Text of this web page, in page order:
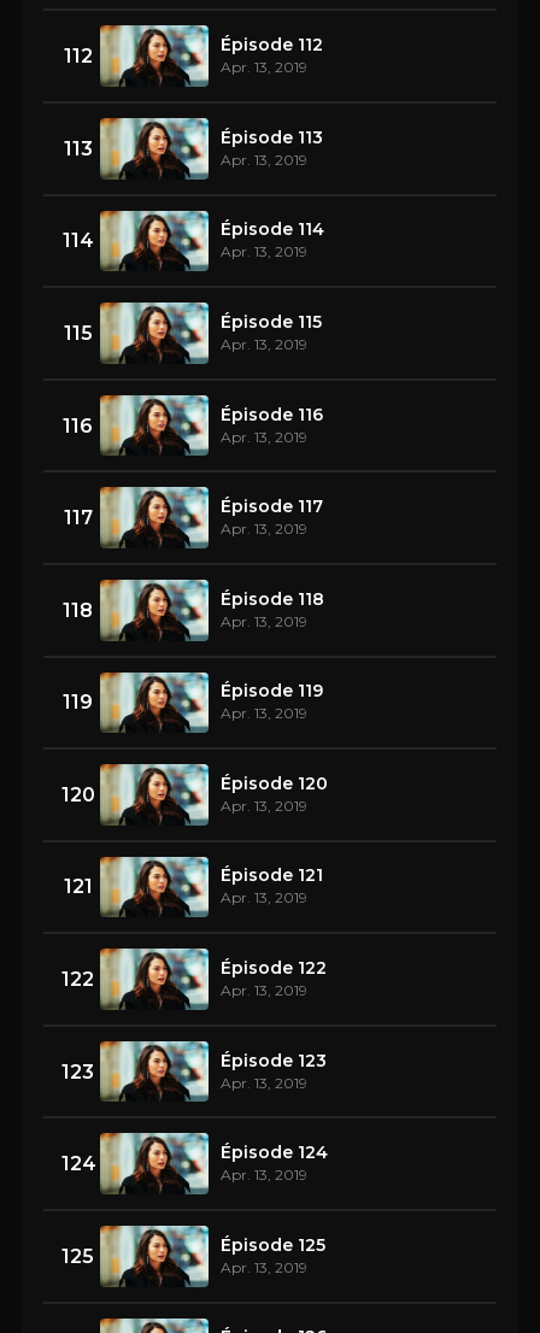
112 Épisode 112
Apr. 13, 2019
113 Épisode 113
Apr. 13, 2019
114 Épisode 114
Apr. 13, 2019
115 Épisode 115
Apr. 13, 2019
116 Épisode 116
Apr. 13, 2019
117 Épisode 117
Apr. 13, 2019
118 Épisode 118
Apr. 13, 2019
119 Épisode 119
Apr. 13, 2019
120 Épisode 120
Apr. 13, 2019
121 Épisode 121
Apr. 13, 2019
122 Épisode 122
Apr. 13, 2019
123 Épisode 123
Apr. 13, 2019
124 Épisode 124
Apr. 13, 2019
125 Épisode 125
Apr. 13, 2019